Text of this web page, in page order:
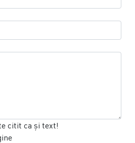
citit ca şi text!